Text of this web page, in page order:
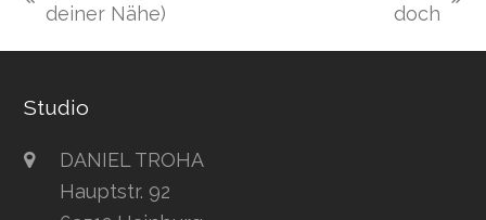
vorheriger
deiner Nähe)
Nächster
doch
Studio
DANIEL TROHA
Hauptstr. 92